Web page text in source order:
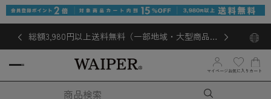
総額3,980円以上送料無料（一部地域・大型商品対
象外あり）
マイページ お気に入り カート